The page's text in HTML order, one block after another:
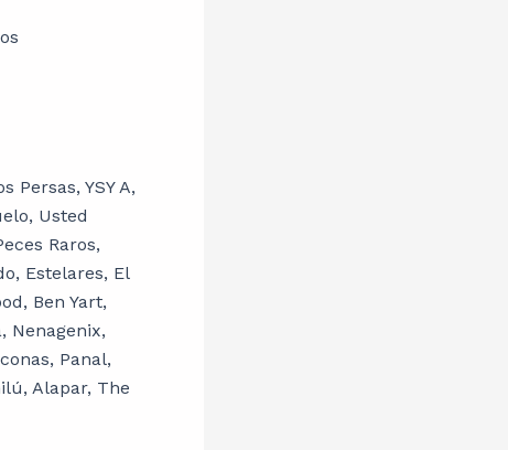
Persas, YSY A,
Usted
Raros,
Estelares, El
Ben Yart,
Nenagenix,
Panal,
Alapar, The